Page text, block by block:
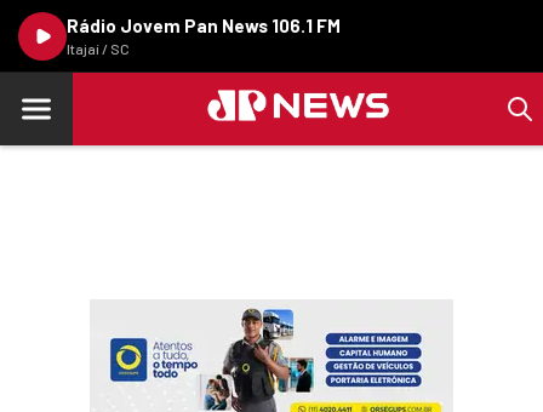
Rádio Jovem Pan News 106.1 FM
Itajaí / SC